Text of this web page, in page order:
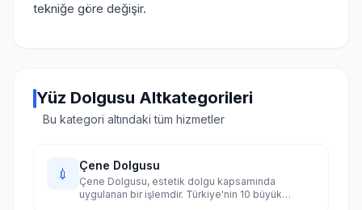
tekniğe göre değişir.
Yüz Dolgusu Altkategorileri
Bu kategori altındaki tüm hizmetler
💉
Çene Dolgusu
Çene Dolgusu, estetik dolgu kapsamında
uygulanan bir işlemdir. Türkiye'nin 10 büyük